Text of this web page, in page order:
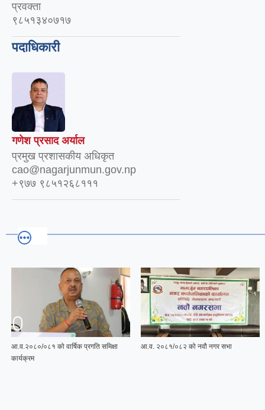
प्रवक्ता
९८५१३४०७१७
पदाधिकारी
गणेश प्रसाद अर्याल
प्रमुख प्रशासकीय अधिकृत
cao@nagarjunmun.gov.np
+९७७ ९८५१२६८१११
आ.व.२०८०/०८१ को वार्षिक प्रगति समिक्षा
कार्यक्रम
आ.व. २०८१/०८२ को नवौ नगर सभा